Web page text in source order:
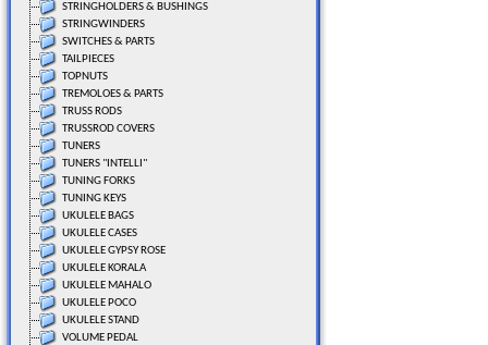
STRINGHOLDERS & BUSHINGS
STRINGWINDERS
SWITCHES & PARTS
TAILPIECES
TOPNUTS
TREMOLOES & PARTS
TRUSS RODS
TRUSSROD COVERS
TUNERS
TUNERS "INTELLI"
TUNING FORKS
TUNING KEYS
UKULELE BAGS
UKULELE CASES
UKULELE GYPSY ROSE
UKULELE KORALA
UKULELE MAHALO
UKULELE POCO
UKULELE STAND
VOLUME PEDAL